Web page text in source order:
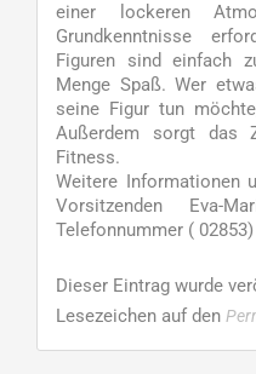
einer lockeren
Grundkenntnisse
Figuren sind einfach
Menge Spaß. Wer
seine Figur tun
Außerdem sorgt das
Fitness.
Weitere Informationen
Vorsitzenden Eva-
Telefonnummer (
Dieser Eintrag wurde
Lesezeichen auf den